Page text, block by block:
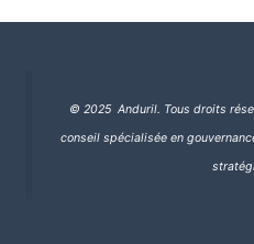
© 2025 Anduril. Tous droits
conseil spécialisée en